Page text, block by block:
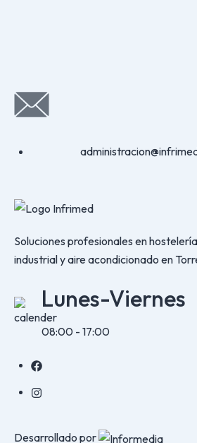
Soluciones profesionales en
industrial y aire acondicionado en
Lunes-Viernes
08:00 - 17:00
Desarrollado por